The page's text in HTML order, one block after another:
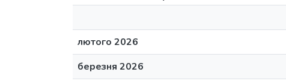
лютого 2026
березня 2026